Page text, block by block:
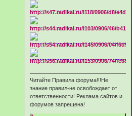
Читайте Правила форума!!!Не
знание правил-не освобождает от
ответственности! Реклама сайтов и
форумов запрещена!